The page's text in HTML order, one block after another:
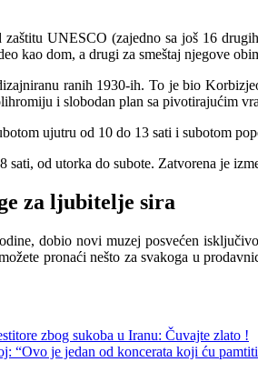
UNESCO (zajedno sa još 16
kao dom, a drugi za smeštaj njegove
ranih 1930-ih. To je bio
i slobodan plan sa pivotirajućim
ujutru od 10 do 13 sati i subotom
od utorka do subote. Zatvorena je
za ljubitelje sira
dobio novi muzej posvećen
pronaći nešto za svakoga u
zbog sukoba u Iranu: Čuvajte zlato !
“Ovo je jedan od koncerata koji ću